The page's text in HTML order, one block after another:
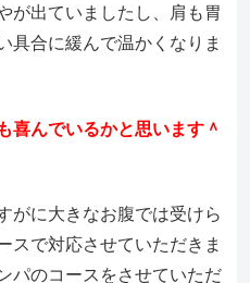
が出ていましたし、肩も胃
具合に緩んで温かくなりま
喜んでいるかと思います＾
がに大きなお腹では受けら
スで対応させていただきま
パのコースをさせていただ